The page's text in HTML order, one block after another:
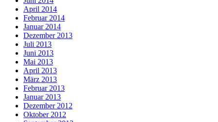
April 2014
Februar 2014
Januar 2014
Dezember 2013
Juli 2013
Juni 2013
Mai 2013
April 2013
März 2013
Februar 2013
Januar 2013
Dezember 2012
Oktober 2012